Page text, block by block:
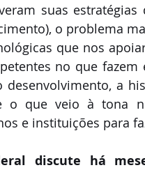
suas
o problema
que nos
no que
desenvolvimento, a
o que veio à tona
e instituições para
discute há